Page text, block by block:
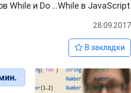
While и Do …While в JavaScript
28.09.2017
В закладки